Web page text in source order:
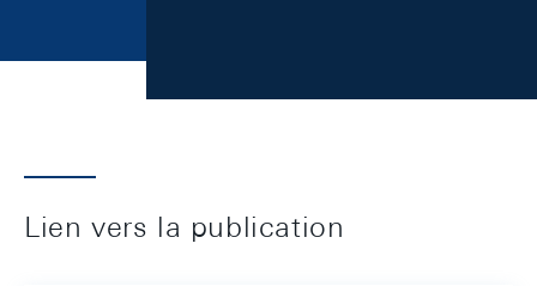
Lien vers la publication